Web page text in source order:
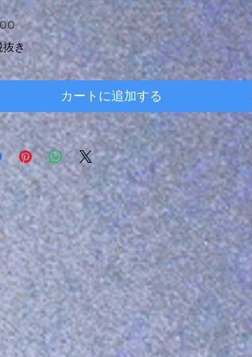
価
格
き
カートに追加する